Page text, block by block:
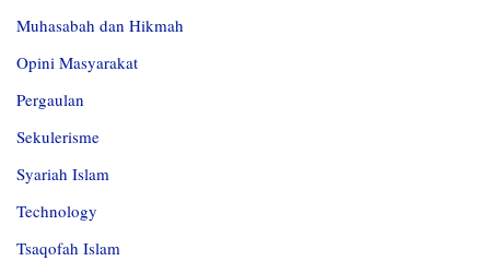
Muhasabah dan Hikmah
Opini Masyarakat
Pergaulan
Sekulerisme
Syariah Islam
Technology
Tsaqofah Islam